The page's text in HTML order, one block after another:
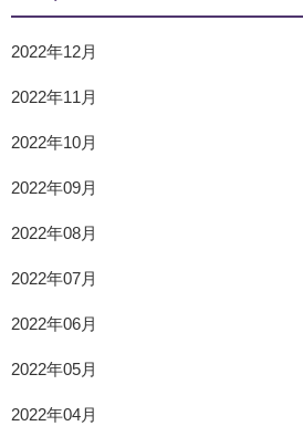
2022年12月
2022年11月
2022年10月
2022年09月
2022年08月
2022年07月
2022年06月
2022年05月
2022年04月